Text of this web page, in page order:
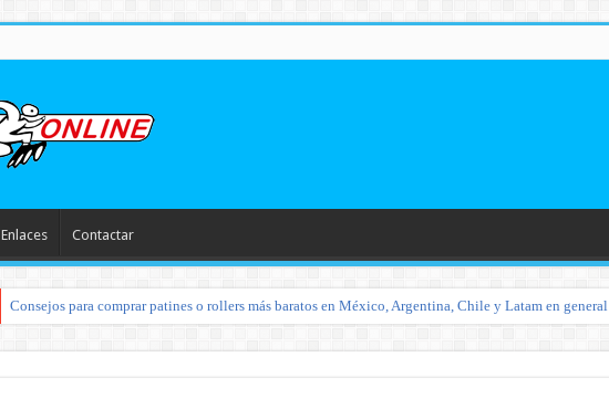
Enlaces Contactar
Consejos para comprar patines o rollers más baratos en México, Argentina, Chile y Latam en general